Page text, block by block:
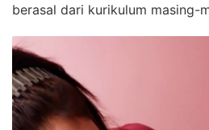
berasal dari kurikulum masing-